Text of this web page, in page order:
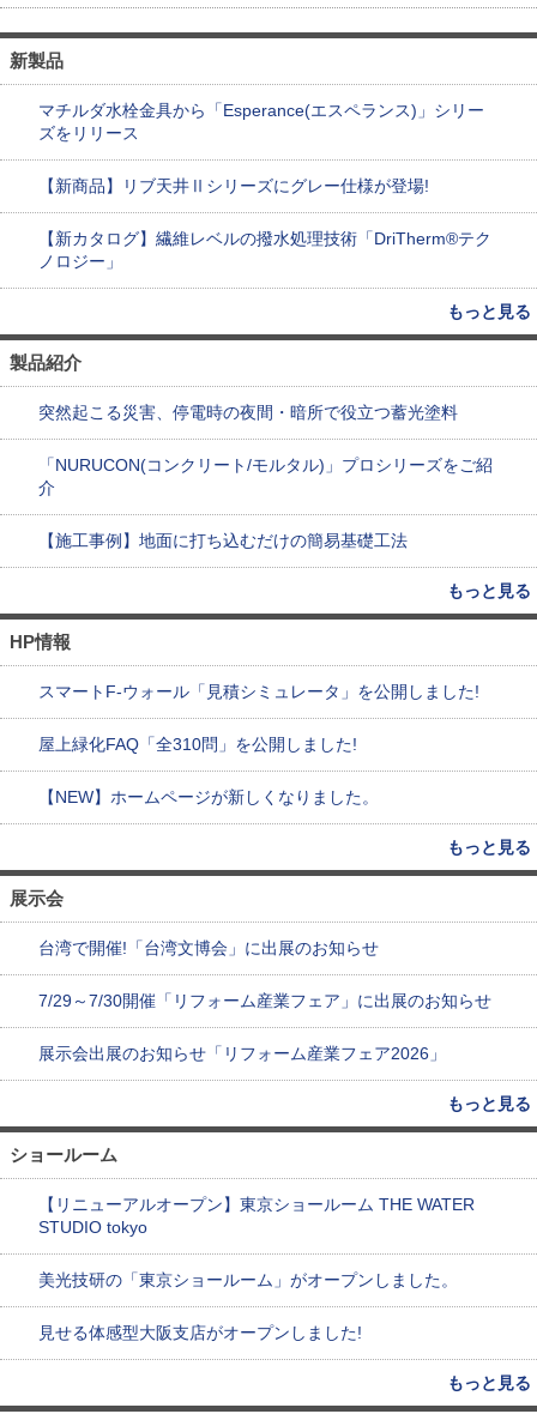
新製品
マチルダ水栓金具から「Esperance(エスペランス)」シリー
ズをリリース
【新商品】リブ天井Ⅱシリーズにグレー仕様が登場!
【新カタログ】繊維レベルの撥水処理技術「DriTherm®テク
ノロジー」
もっと見る
製品紹介
突然起こる災害、停電時の夜間・暗所で役立つ蓄光塗料
「NURUCON(コンクリート/モルタル)」プロシリーズをご紹
介
【施工事例】地面に打ち込むだけの簡易基礎工法
もっと見る
HP情報
スマートF-ウォール「見積シミュレータ」を公開しました!
屋上緑化FAQ「全310問」を公開しました!
【NEW】ホームページが新しくなりました。
もっと見る
展示会
台湾で開催!「台湾文博会」に出展のお知らせ
7/29～7/30開催「リフォーム産業フェア」に出展のお知らせ
展示会出展のお知らせ「リフォーム産業フェア2026」
もっと見る
ショールーム
【リニューアルオープン】東京ショールーム THE WATER
STUDIO tokyo
美光技研の「東京ショールーム」がオープンしました。
見せる体感型大阪支店がオープンしました!
もっと見る